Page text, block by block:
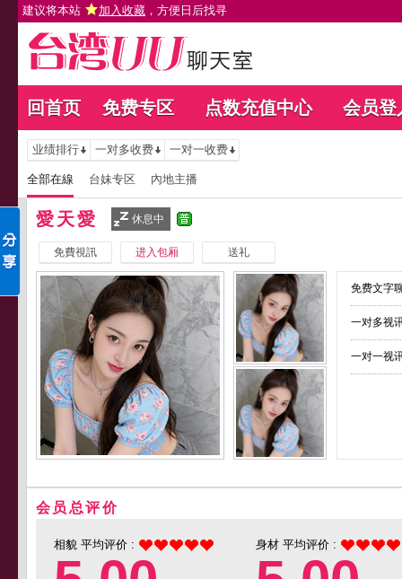
建议将本站 加入收藏 ，方便日后找寻
回首页 免费专区 点数充值中心 会员登
业绩排行 一对多收费 一对一收费
全部在線 台妹专区 內地主播
愛天愛 休息中
免費視訊 进入包厢 送礼
免费文字
一对多视
一对一视
会员总评价
相貌 平均评价 : 身材 平均评价 :